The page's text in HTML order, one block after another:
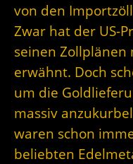
von den
Zwar hat der US-
seinen
erwähnt. Doch
um die
massiv
waren schon
beliebten